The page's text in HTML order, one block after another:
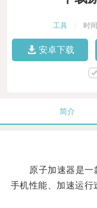
工具 时
安卓下载
简介
原子加速器是一
手机性能、加速运行